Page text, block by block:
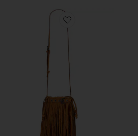
Favorite ショルダーバッグ